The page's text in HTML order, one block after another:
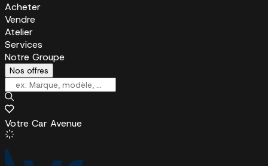
Acheter
Vendre
Atelier
Services
Notre Groupe
Nos offres
Votre Car Avenue